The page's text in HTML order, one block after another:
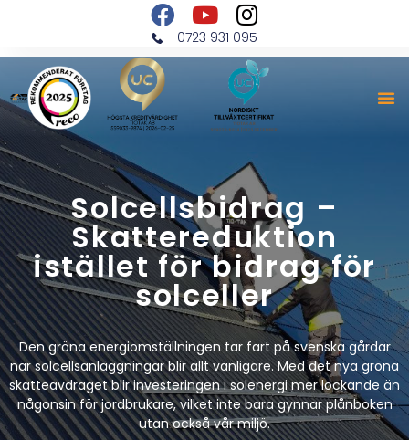
0723 931 095
Solcellsbidrag –
Skattereduktion
istället för bidrag för
solceller
Den gröna energiomställningen tar fart på svenska gårdar
när solcellsanläggningar blir allt vanligare. Med det nya gröna
skatteavdraget blir investeringen i solenergi mer lockande än
någonsin för jordbrukare, vilket inte bara gynnar plånboken
utan också vår miljö.